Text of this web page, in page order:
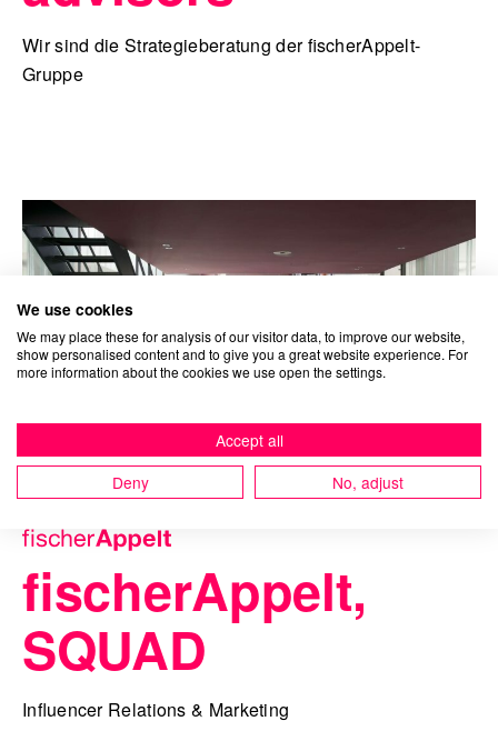
Wir sind die Strategieberatung der fischerAppelt-
Gruppe
fischerAppelt,
SQUAD
Influencer Relations & Marketing
We use cookies
We may place these for analysis of our visitor data, to improve our website,
show personalised content and to give you a great website experience. For
more information about the cookies we use open the settings.
Accept all
Deny
No, adjust